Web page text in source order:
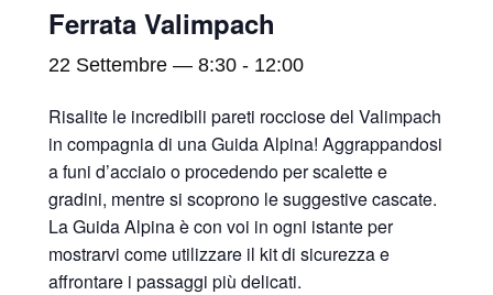
Ferrata Valimpach
22 Settembre — 8:30 - 12:00
Risalite le incredibili pareti rocciose del Valimpach
in compagnia di una Guida Alpina! Aggrappandosi
a funi d’acciaio o procedendo per scalette e
gradini, mentre si scoprono le suggestive cascate.
La Guida Alpina è con voi in ogni istante per
mostrarvi come utilizzare il kit di sicurezza e
affrontare i passaggi più delicati.